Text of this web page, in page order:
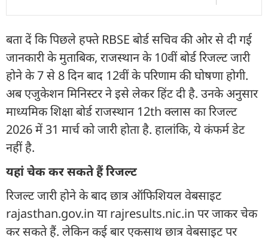
बता दें कि पिछले हफ्ते RBSE बोर्ड सचिव की ओर से दी गई
जानकारी के मुताबिक, राजस्थान के 10वीं बोर्ड रिजल्ट जारी
होने के 7 से 8 दिन बाद 12वीं के परिणाम की घोषणा होगी.
अब एजुकेशन मिनिस्टर ने इसे लेकर हिंट दी है. उनके अनुसार
माध्यमिक शिक्षा बोर्ड राजस्थान 12th क्लास का रिजल्ट
2026 में 31 मार्च को जारी होता है. हालांकि, ये कंफर्म डेट
नहीं है.
यहां चेक कर सकते हैं रिजल्ट
रिजल्ट जारी होने के बाद छात्र ऑफिशियल वेबसाइट
rajasthan.gov.in या rajresults.nic.in पर जाकर चेक
कर सकते हैं. लेकिन कई बार एकसाथ छात्र वेबसाइट पर